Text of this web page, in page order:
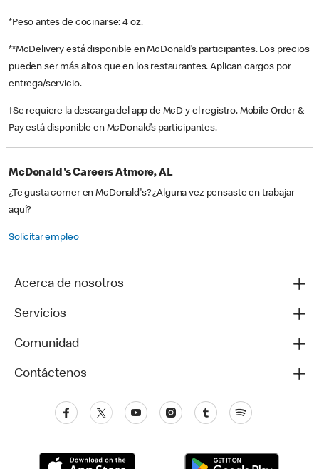
*Peso antes de cocinarse: 4 oz.
**McDelivery está disponible en McDonald’s participantes. Los precios
pueden ser más altos que en los restaurantes. Aplican cargos por
entrega/servicio.
†Se requiere la descarga del app de McD y el registro. Mobile Order &
Pay está disponible en McDonald’s participantes.
McDonald's Careers Atmore, AL
¿Te gusta comer en McDonald's? ¿Alguna vez pensaste en trabajar
aquí?
Solicitar empleo
Acerca de nosotros
Servicios
Comunidad
Contáctenos